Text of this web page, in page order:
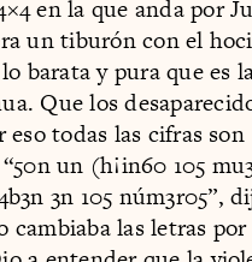
en la que anda por
un tiburón con el
barata y pura que es
Que los
eso todas las cifras son
un (h¡in60 105
3n 105 núm3r05”,
cambiaba las letras por